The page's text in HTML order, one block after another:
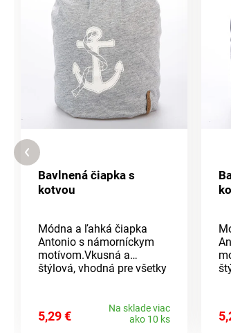
Bavlnená čiapka s
kotvou
Módna a ľahká čiapka
Antonio s námorníckym
motívom.Vkusná a
štýlová, vhodná pre všetky
unisex (dámska i pánska)
5,29 €
Na sklade viac
ako 10 ks